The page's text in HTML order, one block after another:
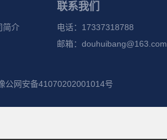
简介
联系我们
电话： 17337318788
邮箱： douhuibang@163.com
公网安备41070202001014号